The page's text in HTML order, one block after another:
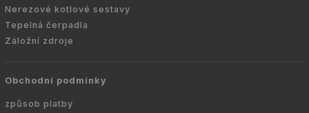
Nerezové kotlové sestavy
Tepelná čerpadla
Záložní zdroje
Obchodní podmínky
způsob platby